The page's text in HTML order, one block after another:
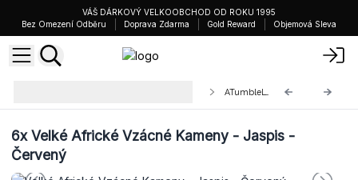
VÁŠ DÁRKOVÝ VELKOOBCHOD OD ROKU 1995
Bez Omezení Odběru
Doprava Zdarma Gold Reward Objemová Sleva
6xVelké Africké Vzácné Kameny - Jaspis -
Červený